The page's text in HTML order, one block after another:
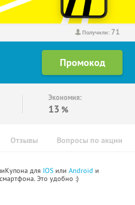
Получили: 71
Экономия:
13 %
Отзывы Вопросы по акции
для IOS или Android и
Это удобно :)